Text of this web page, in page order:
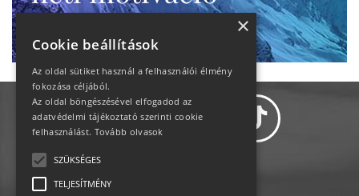
Ne maradj le!
×
Cookie beállítások
Az oldal sütiket használ a felhasználói élmény
fokozása céljából.
Az oldal böngészésével elfogadod az
adatvédelmi tájékoztató szerinti cookie
felhasználást. Tovább olvasok
SZÜKSÉGES
TELJESÍTMÉNY